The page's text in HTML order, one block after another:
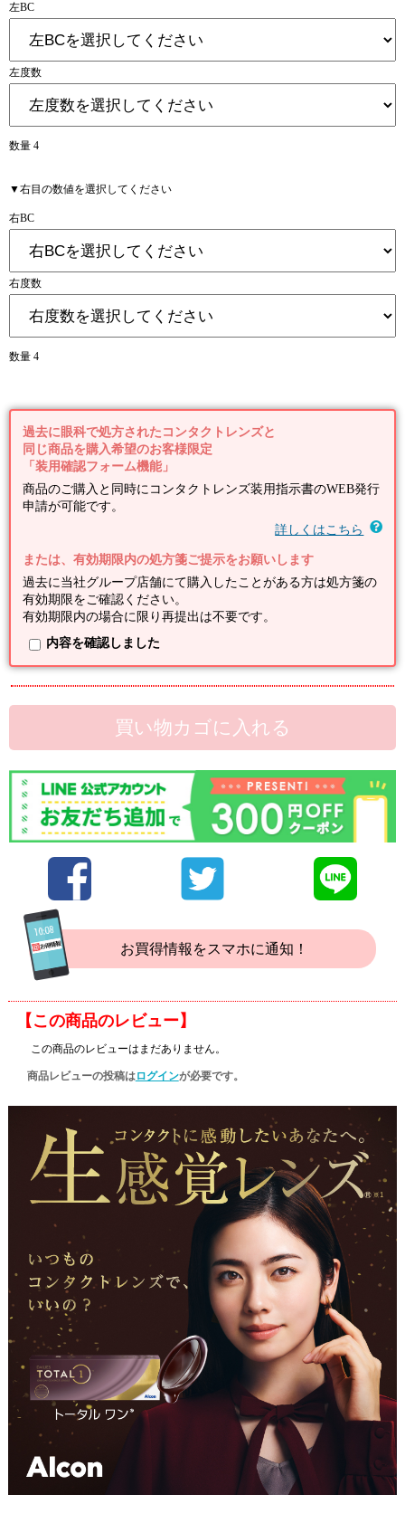
左BC
左度数
数量 4
▼右目の数値を選択してください
右BC
右度数
数量 4
過去に眼科で処方されたコンタクトレンズと
同じ商品を購入希望のお客様限定
「装用確認フォーム機能」
商品のご購入と同時にコンタクトレンズ装用指示書のWEB発行
申請が可能です。
詳しくはこちら
または、有効期限内の処方箋ご提示をお願いします
過去に当社グループ店舗にて購入したことがある方は処方箋の
有効期限をご確認ください。
有効期限内の場合に限り再提出は不要です。
内容を確認しました
買い物カゴに入れる
お買得情報をスマホに通知！
【この商品のレビュー】
この商品のレビューはまだありません。
商品レビューの投稿はログインが必要です。